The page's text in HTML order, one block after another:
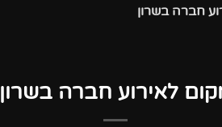
חברה בשרון
לאירוע חברה בשרון